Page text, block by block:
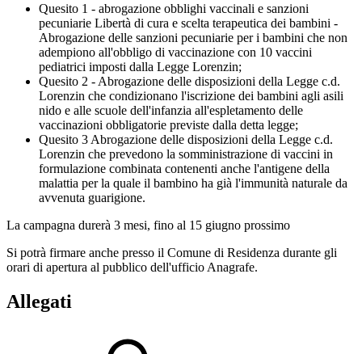
Quesito 1 - abrogazione obblighi vaccinali e sanzioni
pecuniarie Libertà di cura e scelta terapeutica dei bambini -
Abrogazione delle sanzioni pecuniarie per i bambini che non
adempiono all'obbligo di vaccinazione con 10 vaccini
pediatrici imposti dalla Legge Lorenzin;
Quesito 2 - Abrogazione delle disposizioni della Legge c.d.
Lorenzin che condizionano l'iscrizione dei bambini agli asili
nido e alle scuole dell'infanzia all'espletamento delle
vaccinazioni obbligatorie previste dalla detta legge;
Quesito 3 Abrogazione delle disposizioni della Legge c.d.
Lorenzin che prevedono la somministrazione di vaccini in
formulazione combinata contenenti anche l'antigene della
malattia per la quale il bambino ha già l'immunità naturale da
avvenuta guarigione.
La campagna durerà 3 mesi, fino al 15 giugno prossimo
Si potrà firmare anche presso il Comune di Residenza durante gli
orari di apertura al pubblico dell'ufficio Anagrafe.
Allegati